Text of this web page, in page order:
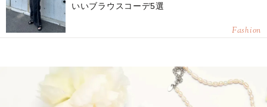
いいブラウスコーデ5選
Fashion